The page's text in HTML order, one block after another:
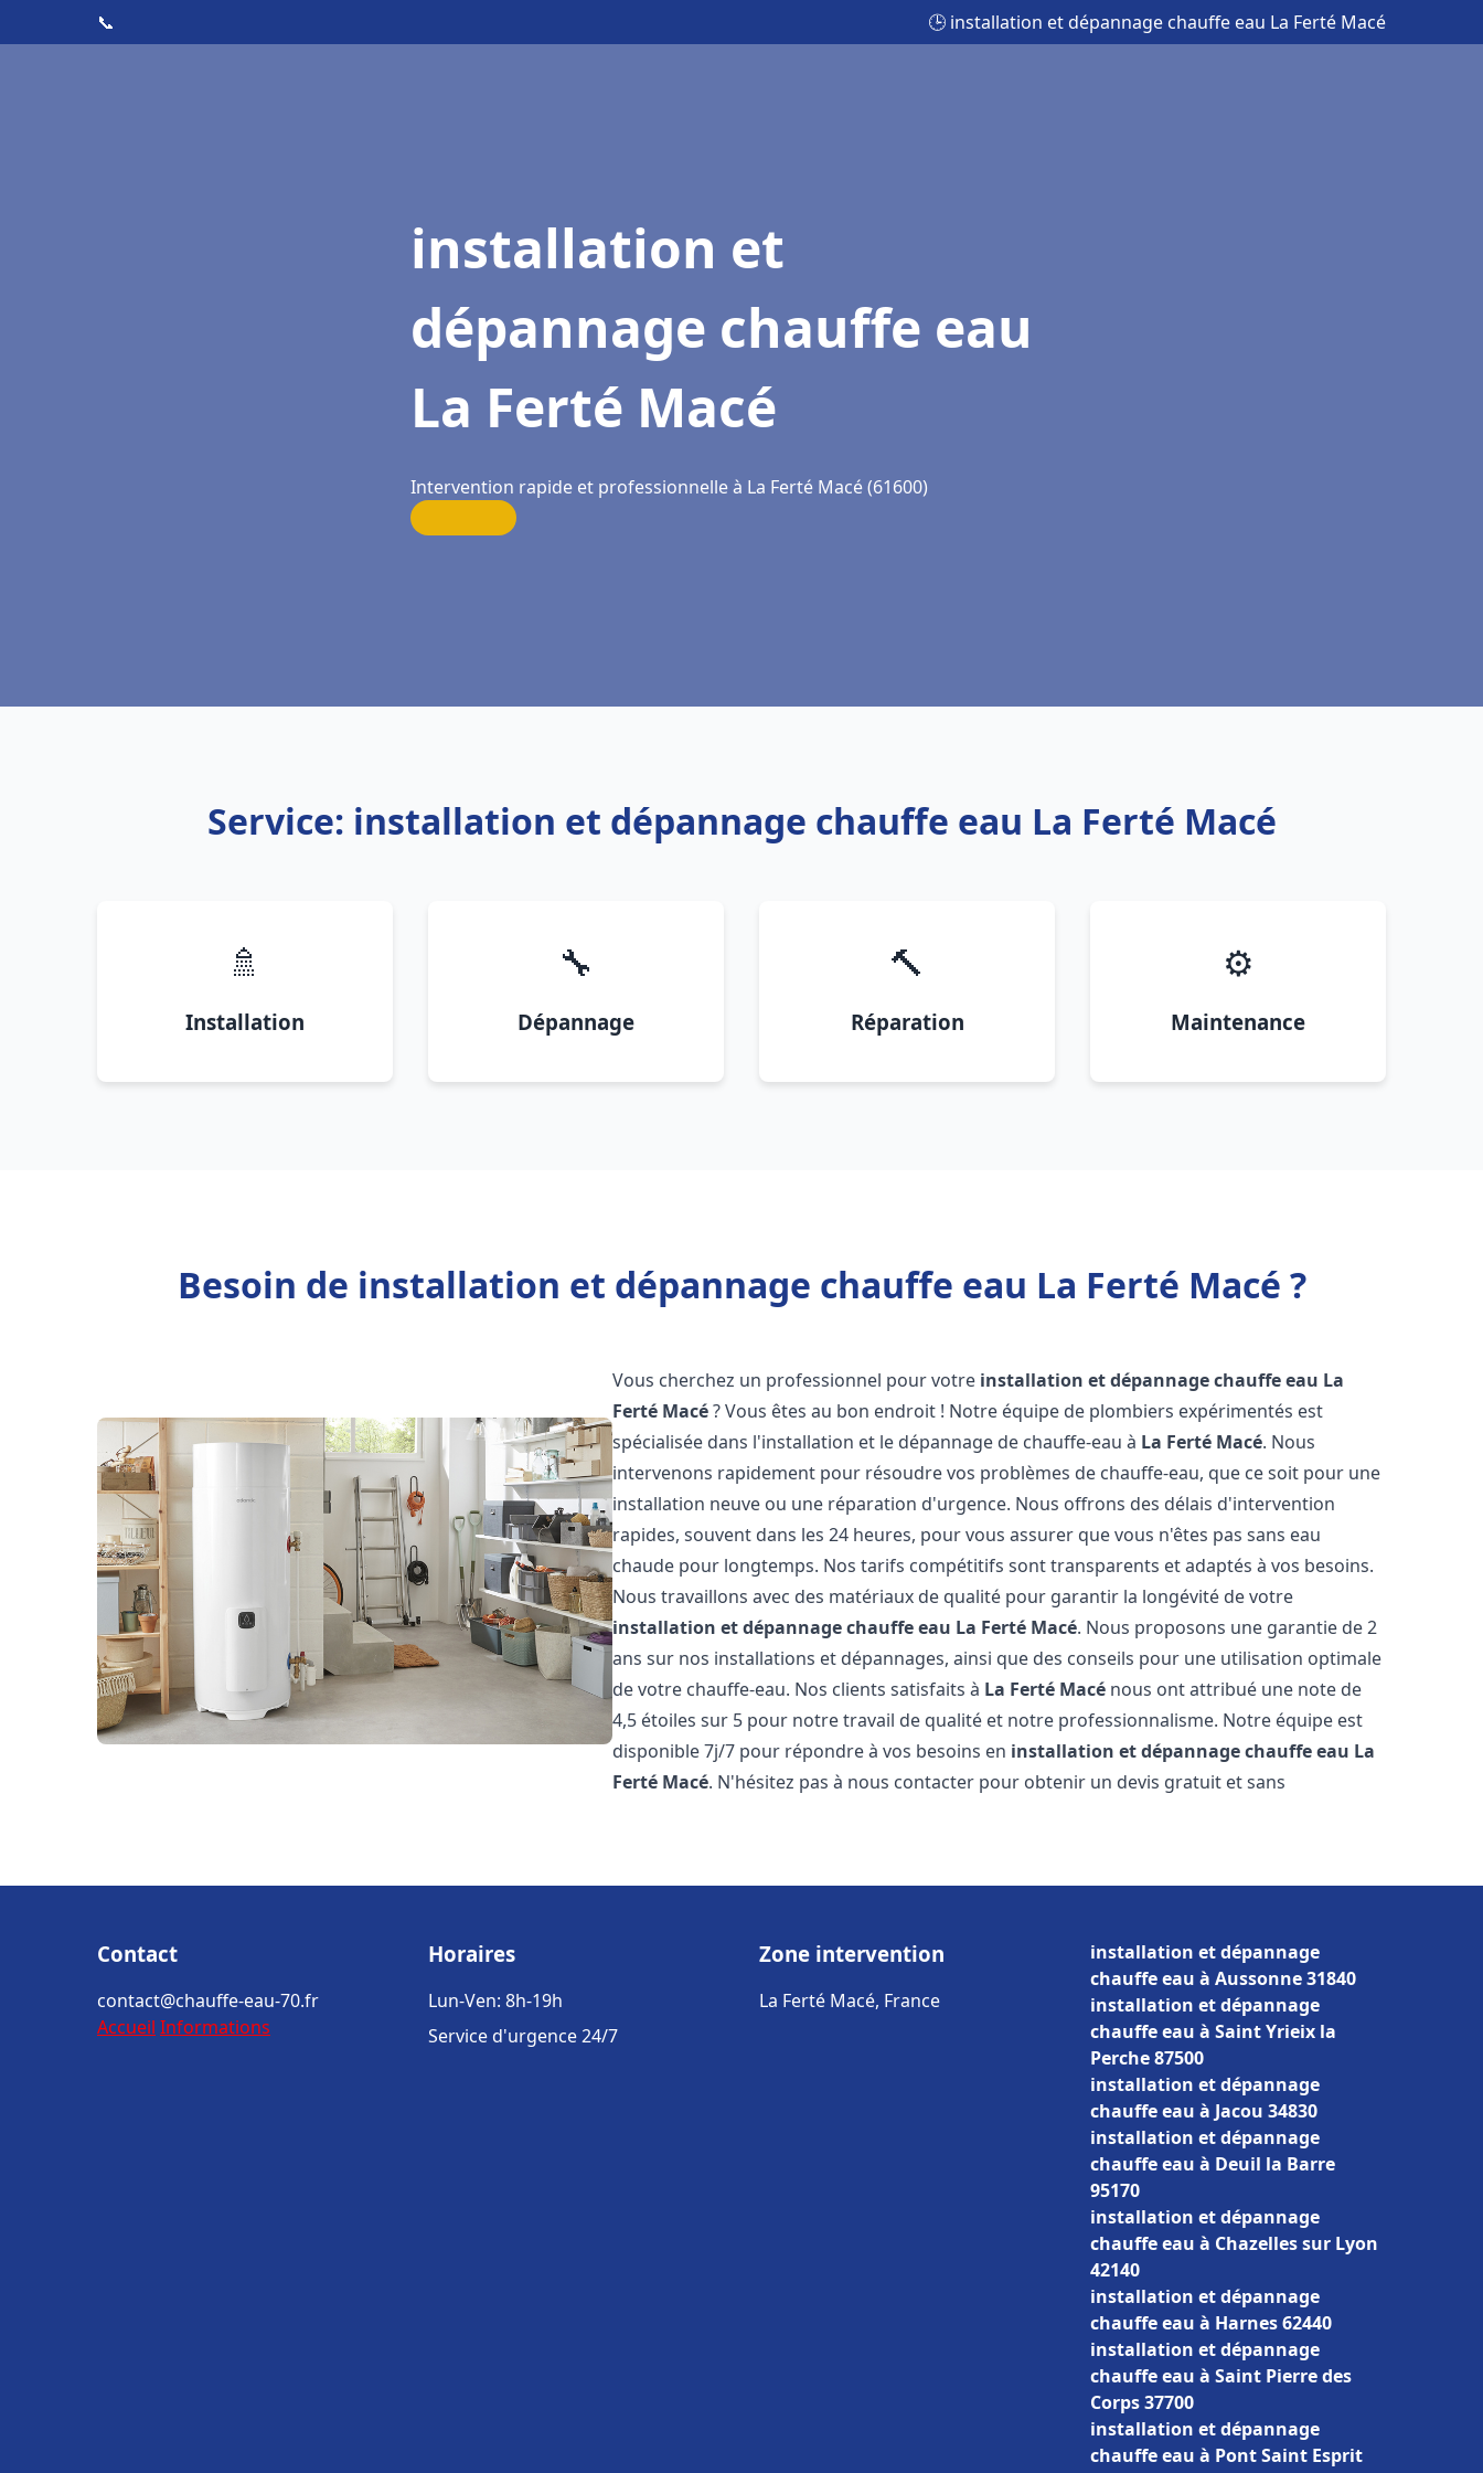
📞 🕒 installation et dépannage chauffe eau La Ferté Macé
installation et
dépannage chauffe eau
La Ferté Macé
Intervention rapide et professionnelle à La Ferté Macé (61600)
Service: installation et dépannage chauffe eau La Ferté Macé
🚿
Installation
🔧
Dépannage
🔨
Réparation
⚙️
Maintenance
Besoin de installation et dépannage chauffe eau La Ferté Macé ?
Vous cherchez un professionnel pour votre installation et dépannage chauffe eau La
Ferté Macé? Vous êtes au bon endroit ! Notre équipe de plombiers expérimentés est
spécialisée dans l'installation et le dépannage de chauffe-eau à La Ferté Macé. Nous
intervenons rapidement pour résoudre vos problèmes de chauffe-eau, que ce soit pour une
installation neuve ou une réparation d'urgence. Nous offrons des délais d'intervention
rapides, souvent dans les 24 heures, pour vous assurer que vous n'êtes pas sans eau
chaude pour longtemps. Nos tarifs compétitifs sont transparents et adaptés à vos besoins.
Nous travaillons avec des matériaux de qualité pour garantir la longévité de votre
installation et dépannage chauffe eau La Ferté Macé. Nous proposons une garantie de 2
ans sur nos installations et dépannages, ainsi que des conseils pour une utilisation optimale
de votre chauffe-eau. Nos clients satisfaits à La Ferté Macé nous ont attribué une note de
4,5 étoiles sur 5 pour notre travail de qualité et notre professionnalisme. Notre équipe est
disponible 7j/7 pour répondre à vos besoins en installation et dépannage chauffe eau La
Ferté Macé. N'hésitez pas à nous contacter pour obtenir un devis gratuit et sans
Contact
contact@chauffe-eau-70.fr
Accueil Informations
Horaires
Lun-Ven: 8h-19h
Service d'urgence 24/7
Zone intervention
La Ferté Macé, France
installation et dépannage
chauffe eau à Aussonne 31840
installation et dépannage
chauffe eau à Saint Yrieix la
Perche 87500
installation et dépannage
chauffe eau à Jacou 34830
installation et dépannage
chauffe eau à Deuil la Barre
95170
installation et dépannage
chauffe eau à Chazelles sur Lyon
42140
installation et dépannage
chauffe eau à Harnes 62440
installation et dépannage
chauffe eau à Saint Pierre des
Corps 37700
installation et dépannage
chauffe eau à Pont Saint Esprit